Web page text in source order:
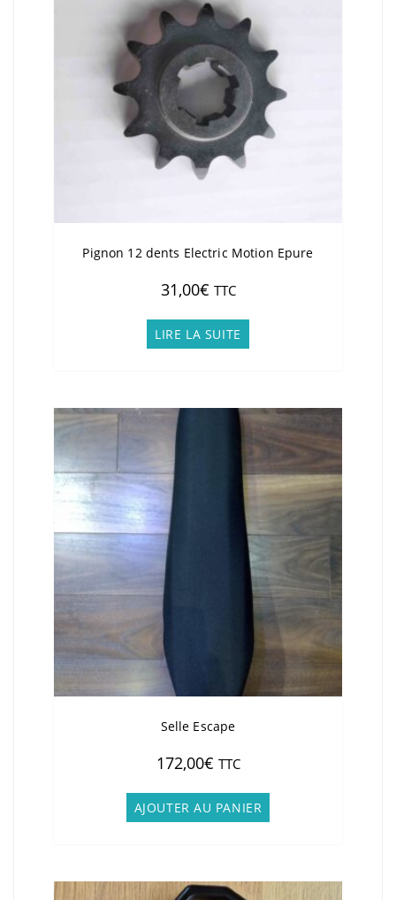
Pignon 12 dents Electric Motion Epure
31,00€ TTC
LIRE LA SUITE
Selle Escape
172,00€ TTC
AJOUTER AU PANIER